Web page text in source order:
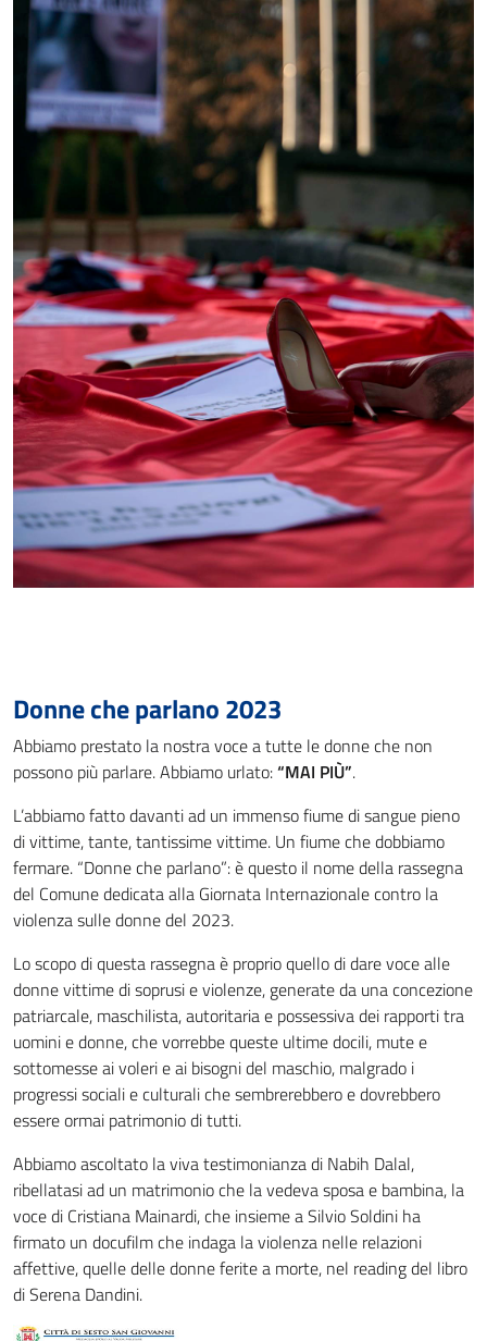
Donne che parlano 2023
Abbiamo prestato la nostra voce a tutte le donne che non
possono più parlare. Abbiamo urlato:“MAI PIÙ”.
L’abbiamo fatto davanti ad un immenso fiume di sangue pieno
di vittime, tante, tantissime vittime. Un fiume che dobbiamo
fermare. “Donne che parlano”: è questo il nome della rassegna
del Comune dedicata alla Giornata Internazionale contro la
violenza sulle donne del 2023.
Lo scopo di questa rassegna è proprio quello di dare voce alle
donne vittime di soprusi e violenze, generate da una concezione
patriarcale, maschilista, autoritaria e possessiva dei rapporti tra
uomini e donne, che vorrebbe queste ultime docili, mute e
sottomesse ai voleri e ai bisogni del maschio, malgrado i
progressi sociali e culturali che sembrerebbero e dovrebbero
essere ormai patrimonio di tutti.
Abbiamo ascoltato la viva testimonianza di Nabih Dalal,
ribellatasi ad un matrimonio che la vedeva sposa e bambina, la
voce di Cristiana Mainardi, che insieme a Silvio Soldini ha
firmato un docufilm che indaga la violenza nelle relazioni
affettive, quelle delle donne ferite a morte, nel reading del libro
di Serena Dandini.